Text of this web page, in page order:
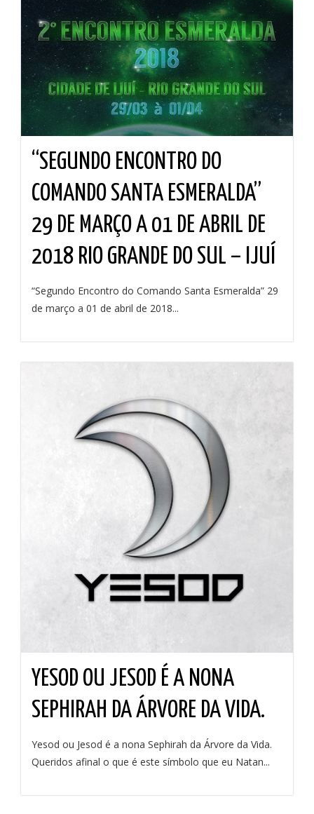
“SEGUNDO ENCONTRO DO
COMANDO SANTA ESMERALDA”
29 DE MARÇO A 01 DE ABRIL DE
2018 RIO GRANDE DO SUL – IJUÍ
“Segundo Encontro do Comando Santa Esmeralda” 29
de março a 01 de abril de 2018...
YESOD OU JESOD É A NONA
SEPHIRAH DA ÁRVORE DA VIDA.
Yesod ou Jesod é a nona Sephirah da Árvore da Vida.
Queridos afinal o que é este símbolo que eu Natan...